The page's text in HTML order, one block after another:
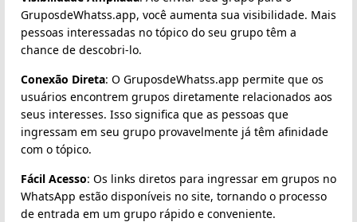
GruposdeWhatss.app, você aumenta sua visibilidade. Mais
pessoas interessadas no tópico do seu grupo têm a
chance de descobri-lo.
Conexão Direta: O GruposdeWhatss.app permite que os
usuários encontrem grupos diretamente relacionados aos
seus interesses. Isso significa que as pessoas que
ingressam em seu grupo provavelmente já têm afinidade
com o tópico.
Fácil Acesso: Os links diretos para ingressar em grupos no
WhatsApp estão disponíveis no site, tornando o processo
de entrada em um grupo rápido e conveniente.